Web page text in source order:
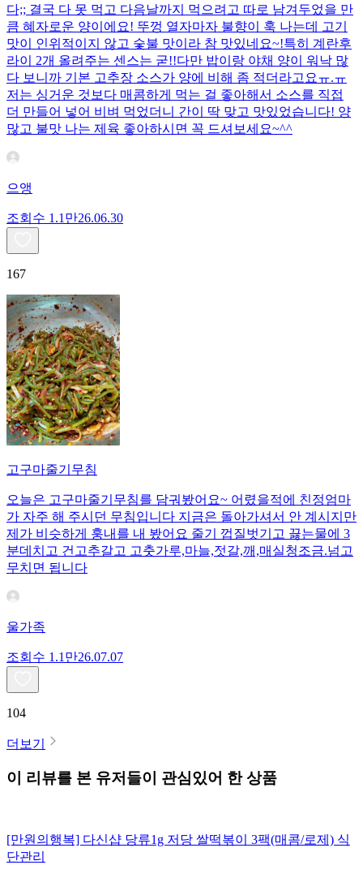
다;; 결국 다 못 먹고 다음날까지 먹으려고 따로 남겨두었을 만
큼 혜자로운 양이에요! 뚜껑 열자마자 불향이 훅 나는데 고기
맛이 인위적이지 않고 숯불 맛이라 참 맛있네요~!특히 계란후
라이 2개 올려주는 센스는 굳!! ​다만 밥이랑 야채 양이 워낙 많
다 보니까 기본 고추장 소스가 양에 비해 좀 적더라고요ㅠ.ㅠ
저는 싱거운 것보다 매콤하게 먹는 걸 좋아해서 소스를 직접
더 만들어 넣어 비벼 먹었더니 간이 딱 맞고 맛있었습니다! 양
많고 불맛 나는 제육 좋아하시면 꼭 드셔보세요~^^
으앵
조회수 1.1만26.06.30
167
고구마줄기무침
오늘은 고구마줄기무침를 담궈봤어요~ 어렸을적에 친정엄마
가 자주 해 주시던 무침입니다 지금은 돌아가셔서 안 계시지만
제가 비슷하게 훙내를 내 봤어요 줄기 껍질벗기고 끓는물에 3
분데치고 건고추갈고 고춧가루,마늘,젓갈,깨,매실청조금.넘고
무치면 됩니다
울가족
조회수 1.1만26.07.07
104
더보기
이 리뷰를 본 유저들이 관심있어 한 상품
[만원의행복] 다신샵 당류1g 저당 쌀떡볶이 3팩(매콤/로제) 식
단관리